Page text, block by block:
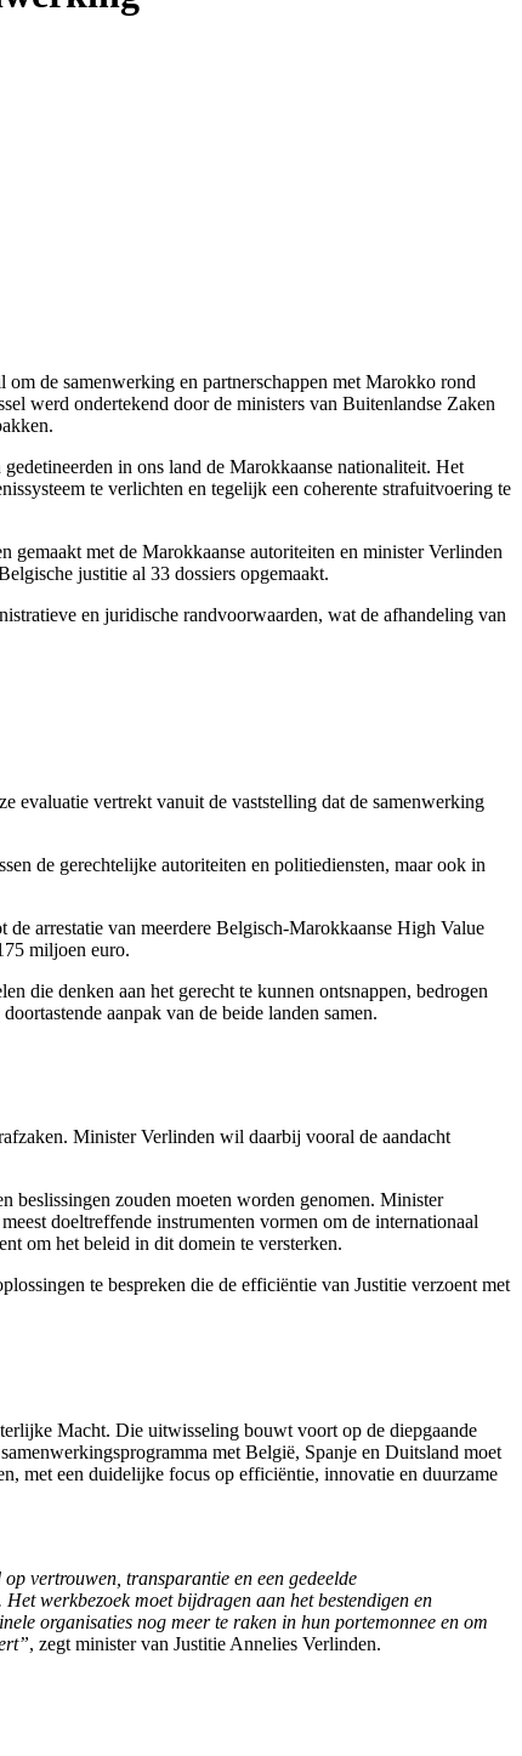
de samenwerking en partnerschappen met Marokko rond
werd ondertekend door de ministers van Buitenlandse Zaken
in ons land de Marokkaanse nationaliteit. Het
te verlichten en tegelijk een coherente strafuitvoering te
met de Marokkaanse autoriteiten en minister Verlinden
justitie al 33 dossiers opgemaakt.
en juridische randvoorwaarden, wat de afhandeling van
evaluatie vertrekt vanuit de vaststelling dat de samenwerking
de gerechtelijke autoriteiten en politiediensten, maar ook in
arrestatie van meerdere Belgisch-Marokkaanse High Value
miljoen euro.
die denken aan het gerecht te kunnen ontsnappen, bedrogen
aanpak van de beide landen samen.
Minister Verlinden wil daarbij vooral de aandacht
beslissingen zouden moeten worden genomen. Minister
doeltreffende instrumenten vormen om de internationaal
om het beleid in dit domein te versterken.
te bespreken die de efficiëntie van Justitie verzoent met
Macht. Die uitwisseling bouwt voort op de diepgaande
met België, Spanje en Duitsland moet
met een duidelijke focus op efficiëntie, innovatie en duurzame
vertrouwen, transparantie en een gedeelde
werkbezoek moet bijdragen aan het bestendigen en
organisaties nog meer te raken in hun portemonnee en om
, zegt minister van Justitie Annelies Verlinden.